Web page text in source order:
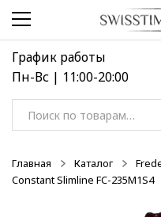
Перейти
навигации
Перейти
содержимому
График работы
Пн-Вс | 11:00-20:00
Искать:
Главная Каталог
Constant Slimline FC-235M1S4